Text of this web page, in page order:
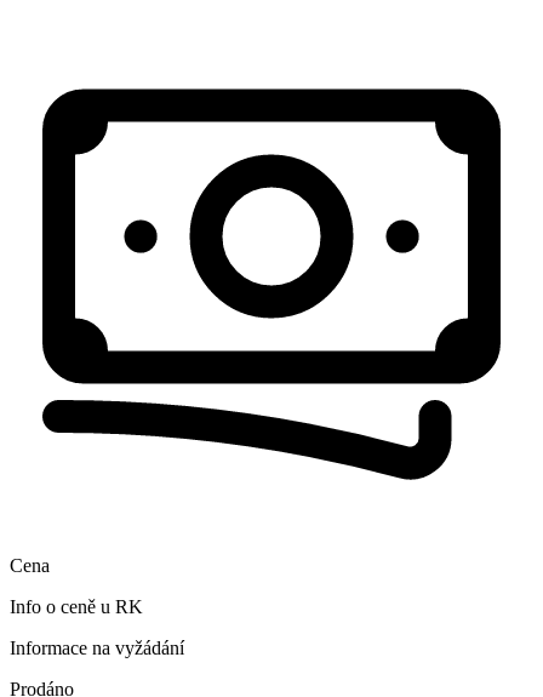
Cena
Info o ceně u RK
Informace na vyžádání
Prodáno